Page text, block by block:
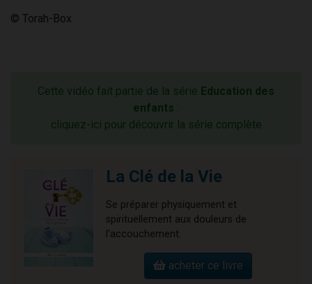
© Torah-Box
Cette vidéo fait partie de la série Education des
enfants :
cliquez-ici pour découvrir la série complète
La Clé de la Vie
Se préparer physiquement et
spirituellement aux douleurs de
l'accouchement.
acheter ce livre